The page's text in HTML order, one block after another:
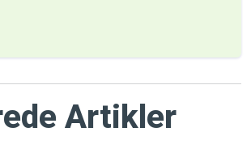
Artikler